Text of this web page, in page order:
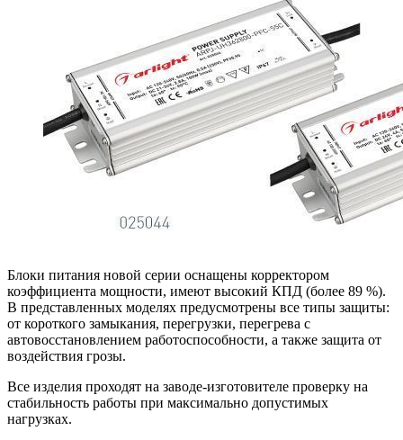
Блоки питания новой серии оснащены корректором
коэффициента мощности, имеют высокий КПД (более 89 %).
В представленных моделях предусмотрены все типы защиты:
от короткого замыкания, перегрузки, перегрева с
автовосстановлением работоспособности, а также защита от
воздействия грозы.
Все изделия проходят на заводе-изготовителе проверку на
стабильность работы при максимально допустимых
нагрузках.